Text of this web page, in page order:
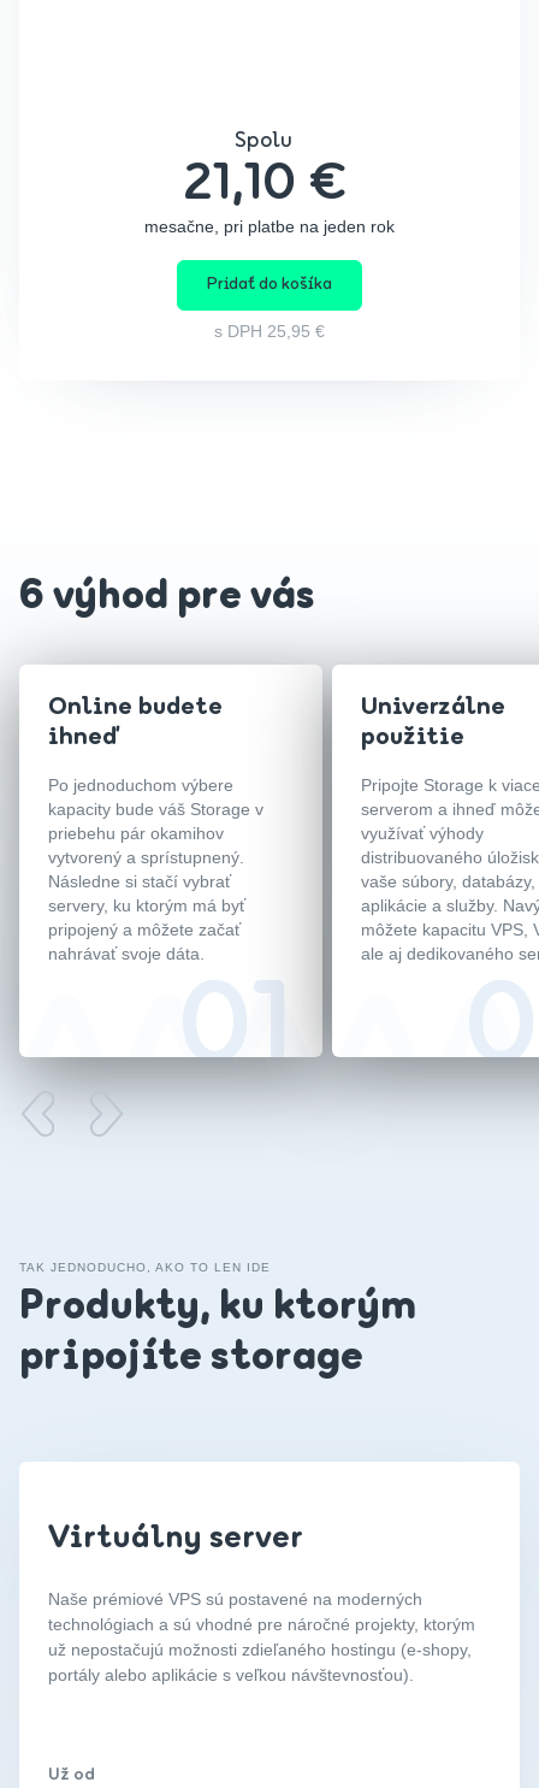
Spolu
21,10 €
mesačne, pri platbe na jeden rok
Pridať do košíka
s DPH 25,95 €
6 výhod pre vás
Online budete
ihneď
Po jednoduchom výbere
kapacity bude váš Storage v
priebehu pár okamihov
vytvorený a sprístupnený.
Následne si stačí vybrať
servery, ku ktorým má byť
pripojený a môžete začať
nahrávať svoje dáta.
Univerzálne
použitie
Pripojte Storage k
serverom a ihneď
využívať výhody
distribuovaného
vaše súbory, databázy,
aplikácie a služby.
môžete kapacitu VPS,
ale aj dedikovaného
TAK JEDNODUCHO, AKO TO LEN IDE
Produkty, ku ktorým
pripojíte storage
Virtuálny server
Naše prémiové VPS sú postavené na moderných
technológiach a sú vhodné pre náročné projekty, ktorým
už nepostačujú možnosti zdieľaného hostingu (e-shopy,
portály alebo aplikácie s veľkou návštevnosťou).
Už od